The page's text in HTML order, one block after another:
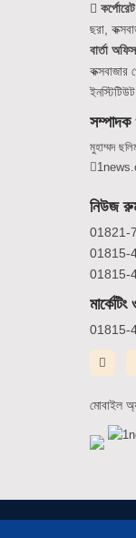
ছরা,
বার্তা
কক্সবাজার
মুহাম্মদ
নিউজ
01821-
01815-
01815-
01815-
মোবাইল